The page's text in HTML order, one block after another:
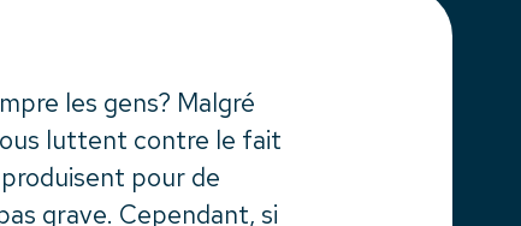
les gens? Malgré
luttent contre le fait
pour de
grave. Cependant, si